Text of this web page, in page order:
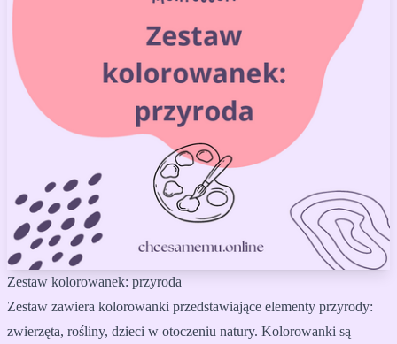
Zestaw kolorowanek: przyroda
Zestaw zawiera kolorowanki przedstawiające elementy przyrody:
zwierzęta, rośliny, dzieci w otoczeniu natury. Kolorowanki są